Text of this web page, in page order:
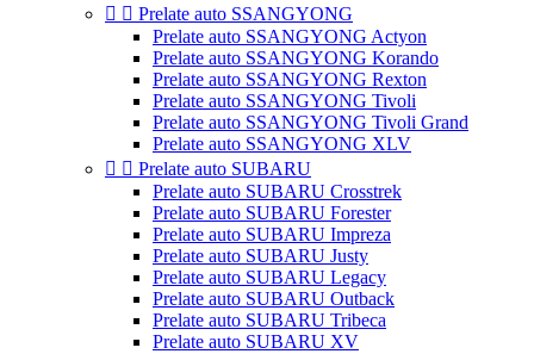
  Prelate auto SSANGYONG
Prelate auto SSANGYONG Actyon
Prelate auto SSANGYONG Korando
Prelate auto SSANGYONG Rexton
Prelate auto SSANGYONG Tivoli
Prelate auto SSANGYONG Tivoli Grand
Prelate auto SSANGYONG XLV
  Prelate auto SUBARU
Prelate auto SUBARU Crosstrek
Prelate auto SUBARU Forester
Prelate auto SUBARU Impreza
Prelate auto SUBARU Justy
Prelate auto SUBARU Legacy
Prelate auto SUBARU Outback
Prelate auto SUBARU Tribeca
Prelate auto SUBARU XV